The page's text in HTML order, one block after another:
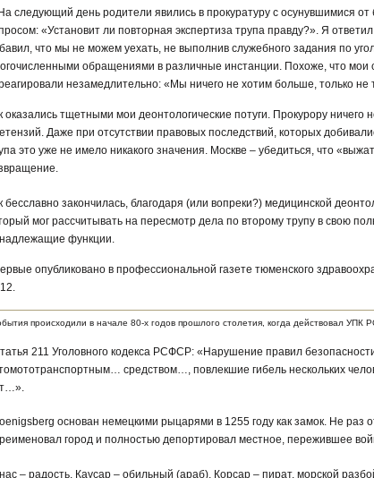
следующий день родители явились в прокуратуру с осунувшимися
«Установит ли повторная экспертиза трупа правду?». Я
что мы не можем уехать, не выполнив служебного задания по
обращениями в различные инстанции. Похоже, что мои
незамедлительно: «Мы ничего не хотим больше, только не
оказались тщетными мои деонтологические потуги. Прокурору ничего
Даже при отсутствии правовых последствий, которых
это уже не имело никакого значения. Москве – убедиться, что
бесславно закончилась, благодаря (или вопреки?) медицинской
мог рассчитывать на пересмотр дела по второму трупу в свою
функции.
опубликовано в профессиональной газете тюменского
происходили в начале 80-х годов прошлого столетия, когда действовал УПК
211 Уголовного кодекса РСФСР: «Нарушение правил
средством…, повлекшие гибель нескольких
основан немецкими рыцарями в 1255 году как замок. Не раз
город и полностью депортировал местное, пережившее
– радость, Каусар – обильный (араб). Корсар – пират, морской